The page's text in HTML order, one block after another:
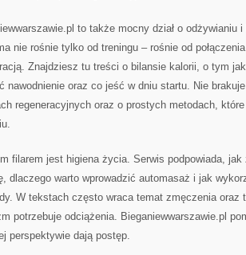
to także mocny dział o odżywianiu
nie rośnie tylko od treningu – rośnie od
Znajdziesz tu treści o bilansie kalorii, o tym
nawodnienie oraz co jeść w dniu startu. Nie
regeneracyjnych oraz o prostych metodach,
filarem jest higiena życia. Serwis podpowiada,
dlaczego warto wprowadzić automasaż i jak
W tekstach często wraca temat zmęczenia oraz
potrzebuje odciążenia. Bieganiewwarszawie.pl
perspektywie dają postęp.